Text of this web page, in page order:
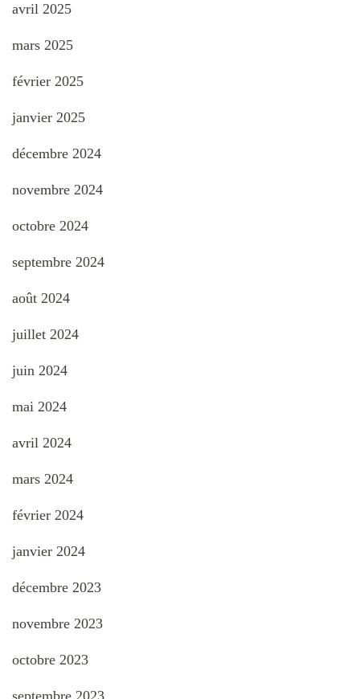
avril 2025
mars 2025
février 2025
janvier 2025
décembre 2024
novembre 2024
octobre 2024
septembre 2024
août 2024
juillet 2024
juin 2024
mai 2024
avril 2024
mars 2024
février 2024
janvier 2024
décembre 2023
novembre 2023
octobre 2023